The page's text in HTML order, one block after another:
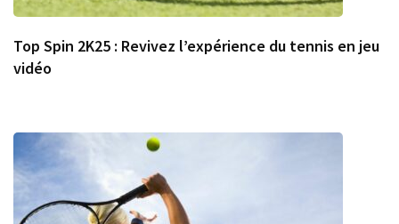
Top Spin 2K25 : Revivez l’expérience du tennis en jeu
vidéo